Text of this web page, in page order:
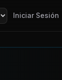
Iniciar Sesión